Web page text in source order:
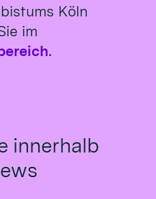
Köln
im
.
innerhalb